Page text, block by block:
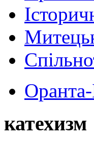
катехизм